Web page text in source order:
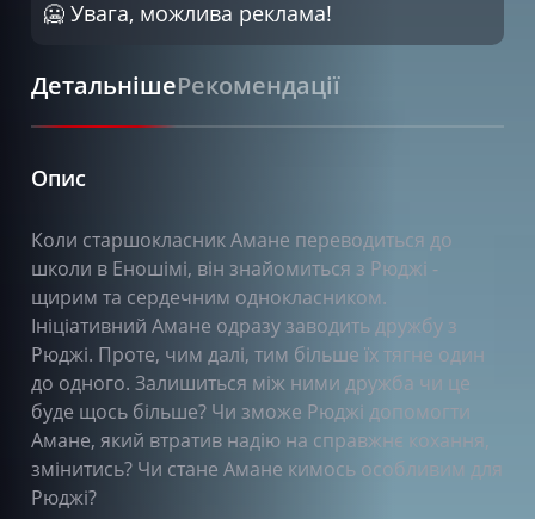
🥶 Увага, можлива реклама!
ДетальнішеРекомендації
Опис
Коли старшокласник Амане переводиться до
школи в Еношімі, він знайомиться з Рюджі -
щирим та сердечним однокласником.
Ініціативний Амане одразу заводить дружбу з
Рюджі. Проте, чим далі, тим більше їх тягне один
до одного. Залишиться між ними дружба чи це
буде щось більше? Чи зможе Рюджі допомогти
Амане, який втратив надію на справжнє кохання,
змінитись? Чи стане Амане кимось особливим для
Рюджі?